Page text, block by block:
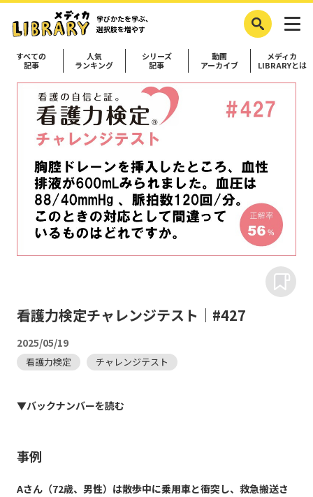
学びかたを学ぶ、
選択肢を増やす
すべての
記事
人気
ランキング
シリーズ
記事
動画
アーカイブ
メディカ
LIBRARYとは
看護力検定チャレンジテスト｜#427
2025/05/19
看護力検定 チャレンジテスト
▼バックナンバーを読む
事例
Aさん（72歳、男性）は散歩中に乗用車と衝突し、救急搬送さ